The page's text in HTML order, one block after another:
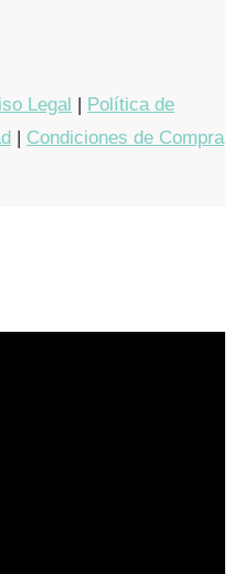
Legal
Política de
Condiciones de Compra